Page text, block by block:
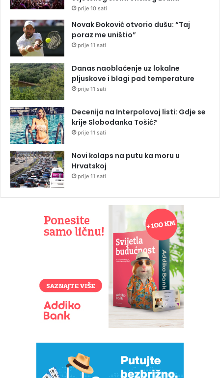
prije 10 sati
Novak Đoković otvorio dušu: “Taj
poraz me uništio”
prije 11 sati
Danas naoblačenje uz lokalne
pljuskove i blagi pad temperature
prije 11 sati
Decenija na Interpolovoj listi: Gdje se
krije Slobodanka Tošić?
prije 11 sati
Novi kolaps na putu ka moru u
Hrvatskoj
prije 11 sati